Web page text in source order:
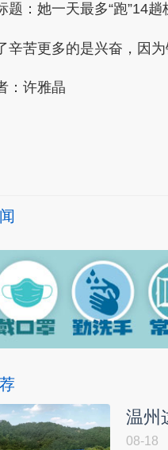
：她一天最多“跑”14趟
苦更多的是兴奋，因为
许雅晶
温州
08-18